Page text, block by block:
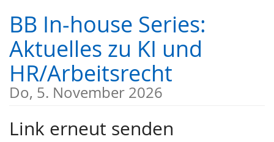
Haupt-
Inhalt
springen
BB In-house Series:
Aktuelles zu KI und
HR/Arbeitsrecht
Do, 5. November 2026
Link erneut senden